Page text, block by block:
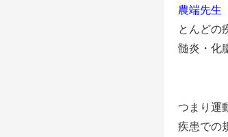
農端先生
とんどの
髄炎・化
つまり運
疾患での